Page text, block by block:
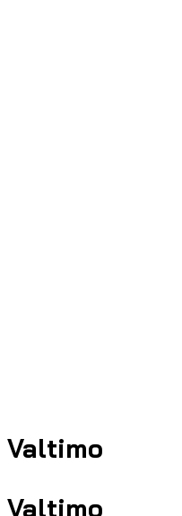
Valtimo
Valtimo